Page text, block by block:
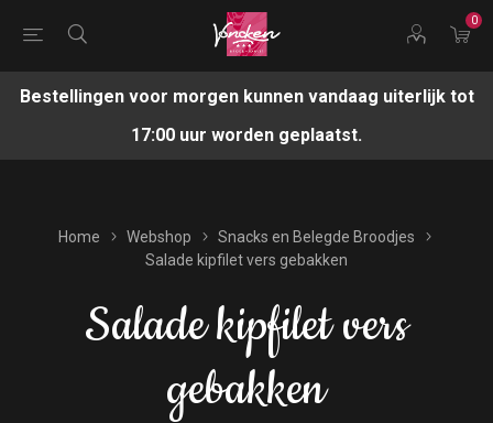
0
Bestellingen voor morgen kunnen vandaag uiterlijk tot
17:00 uur worden geplaatst.
Home Webshop
Snacks en Belegde Broodjes
Salade kipfilet vers gebakken
Salade kipfilet vers
gebakken